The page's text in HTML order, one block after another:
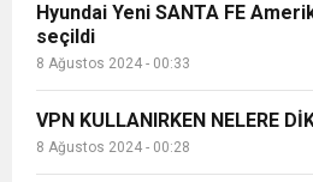
Hyundai Yeni SANTA FE
seçildi
8 Ağustos 2024 - 00:33
VPN KULLANIRKEN NELERE
8 Ağustos 2024 - 00:28